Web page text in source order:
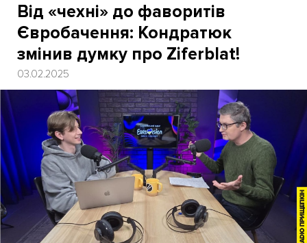
Від «чехні» до фаворитів
Євробачення: Кондратюк
змінив думку про Ziferblat!
03.02.2025